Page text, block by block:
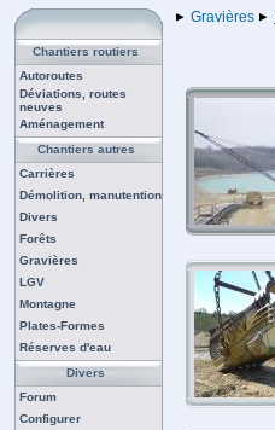
Chantiers routiers
Autoroutes
Déviations, routes
neuves
Aménagement
Chantiers autres
Carrières
Démolition, manutention
Divers
Forêts
Gravières
LGV
Montagne
Plates-Formes
Réserves d'eau
Divers
Forum
Configurer
Gravières